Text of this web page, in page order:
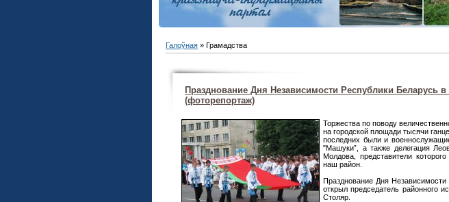
Галоўная » Грамадства
Празднование Дня Независимости Республики Беларусь в
(фоторепортаж)
Торжества по поводу
на городской площади тысячи
последних были и
"Машуки”, а также делегация
Молдова, представители
наш район.
Празднование Дня
открыл председатель районного
Столяр.